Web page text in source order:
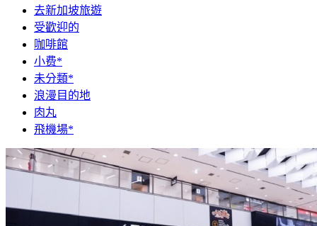
去新加坡旅遊
受歡迎的
咖啡館
小费*
未分類*
浪漫目的地
肉丸
飛機場*